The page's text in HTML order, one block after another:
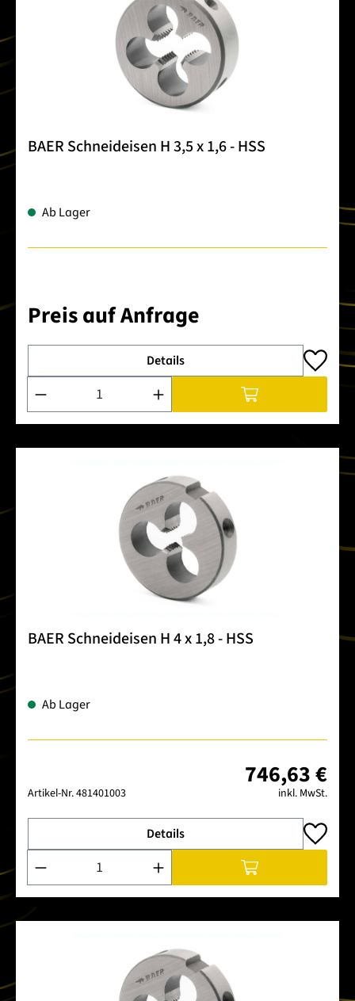
BAER Schneideisen H 3,5 x 1,6 - HSS
Ab Lager
Preis auf Anfrage
Details
Produkt Anzahl: Gib den gewünschten Wert ein oder
BAER Schneideisen H 4 x 1,8 - HSS
Ab Lager
Artikel-Nr.481401003
746,63 €
inkl. MwSt.
Details
Produkt Anzahl: Gib den gewünschten Wert ein oder